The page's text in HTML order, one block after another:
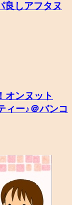
良しアフタヌ
オンヌット
ィー♪＠バンコ